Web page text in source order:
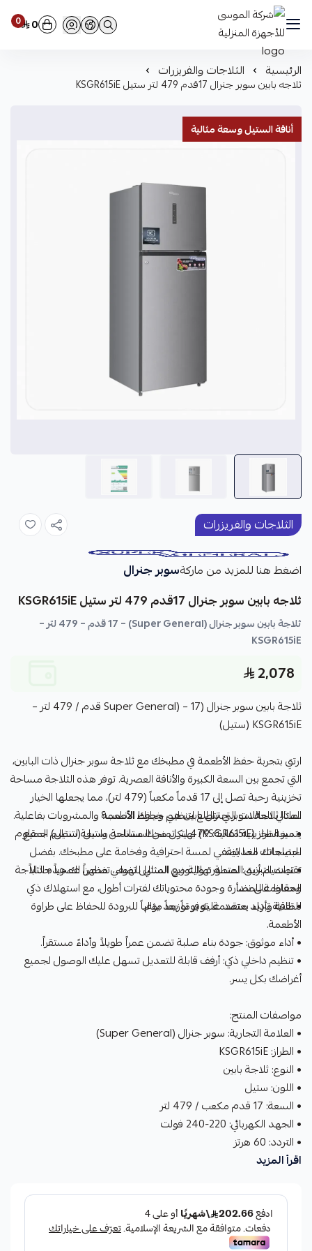
شركة الموسى للأجهزة المنزلية 0 0
الرئيسية الثلاجات والفريزرات
ثلاجه بابين سوبر جنرال 17قدم 479 لتر ستيل KSGR615iE
أناقة الستيل وسعة مثالية
الثلاجات والفريزرات
اضغط هنا للمزيد من ماركةسوبر جنرال
ثلاجه بابين سوبر جنرال 17قدم 479 لتر ستيل KSGR615iE
ثلاجة بابين سوبر جنرال (Super General) – 17 قدم – 479 لتر –
KSGR615iE
2,078
ثلاجة بابين سوبر جنرال (Super General) – 17 قدم / 479 لتر –
KSGR615iE (ستيل)
ارتقِ بتجربة حفظ الأطعمة في مطبخك مع ثلاجة سوبر جنرال ذات البابين،
التي تجمع بين السعة الكبيرة والأناقة العصرية. توفر هذه الثلاجة مساحة
تخزينية رحبة تصل إلى 17 قدماً مكعباً (479 لتر)، مما يجعلها الخيار
المثالي للعائلات التي تتطلع لتنظيم وحفظ الأطعمة والمشروبات بفاعلية.
يتميز الطراز (KSGR615iE) بهيكل من الستانلس ستيل (ستيل) المقاوم
للبصمات، مما يضفي لمسة احترافية وفخامة على مطبخك. بفضل
تقنيات التبريد المتطورة والتوزيع المثالي للهواء، تضمن لك هذه الثلاجة
الحفاظ على نضارة وجودة محتوياتك لفترات أطول، مع استهلاك ذكي
للطاقة وأداء يعتمد عليه يوماً بعد يوم.
لماذا ثلاجة سوبر جنرال بابين هي خيارك الأنسب؟
• سعة تخزينية مثالية: 479 لتر تمنحك مساحة واسعة لتنظيم جميع
احتياجاتك الغذائية.
• تصميم أنيق: لمسة نهائية من الستيل تضفي مظهراً عصرياً جذاباً
ومقاومة للصدأ.
• تقنية تبريد متقدمة: توفر توزيعاً مثالياً للبرودة للحفاظ على طراوة
الأطعمة.
• أداء موثوق: جودة بناء صلبة تضمن عمراً طويلاً وأداءً مستقراً.
• تنظيم داخلي ذكي: أرفف قابلة للتعديل تسهل عليك الوصول لجميع
أغراضك بكل يسر.
مواصفات المنتج:
• العلامة التجارية: سوبر جنرال (Super General)
• الطراز: KSGR615iE
• النوع: ثلاجة بابين
• اللون: ستيل
• السعة: 17 قدم مكعب / 479 لتر
• الجهد الكهربائي: 220-240 فولت
• التردد: 60 هرتز
اقرأ المزيد